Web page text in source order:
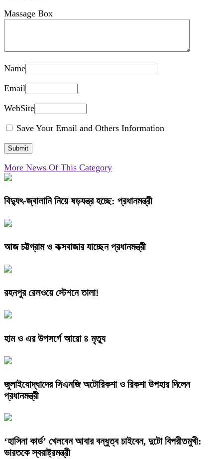
Massage Box
Name
Email
WebSite
Save Your Email and Others Information
More News Of This Category
বিদ্যুৎ-জ্বালানি নিয়ে ষড়যন্ত্র হচ্ছে: প্রধানমন্ত্রী
আজ চট্টগ্রাম ও কক্সবাজার যাচ্ছেন প্রধানমন্ত্রী
রহনপুর রেলওয়ে স্টেশনে তালা!
হাম ও এর উপসর্গে আরো ৪ মৃত্যু
জুলাইযোদ্ধাদের সিএনজি অটোরিকশা ও রিকশা উপহার দিলেন
প্রধানমন্ত্রী
‘হাসিনা কার্ড’ খেলবেন আবার বন্ধুত্ব চাইবেন, দুটো বিপরীতমুখী:
ভারতকে স্বরাষ্ট্রমন্ত্রী